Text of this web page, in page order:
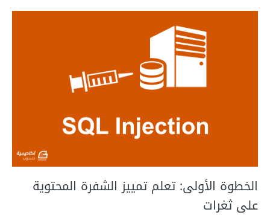
الخطوة الأولى: تعلم تمييز الشفرة المحتوية
على ثغرات